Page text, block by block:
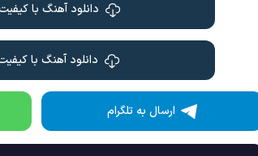
دانلود آهنگ با کیفیت
دانلود آهنگ با کیفیت
ارسال به تلگرام